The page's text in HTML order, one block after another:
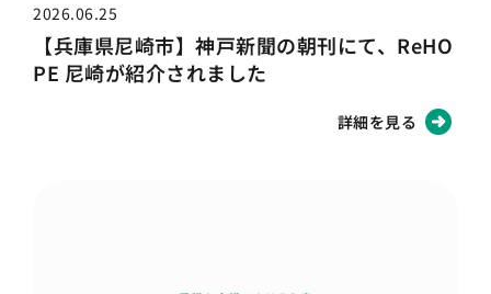
2026.06.25
【兵庫県尼崎市】神戸新聞の朝刊にて、ReHO
PE 尼崎が紹介されました
詳細を見る